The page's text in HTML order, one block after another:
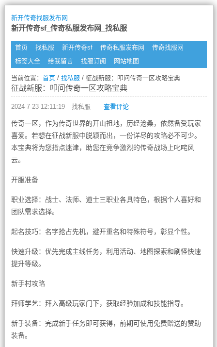
新开传奇找服发布网
新开传奇sf_传奇私服发布网_找私服
首页 找私服 新开传奇sf 传奇私服发布网
传奇找服网
标签大全
给我留言 找服订阅 网站地图
当前位置： 首页/ 找私服 / 征战新服：叩问传奇一区攻略宝典
征战新服：叩问传奇一区攻略宝典
2024-7-23 12:11:19 找私服 查看评论
传奇一区，作为传奇世界的开山祖地，历经沧桑，依然备受玩家
喜爱。若想在征战新服中脱颖而出，一份详尽的攻略必不可少。
本宝典将为您指点迷津，助您在竞争激烈的传奇战场上叱咤风
云。
开服准备
职业选择：战士、法师、道士三职业各具特色，根据个人喜好和
团队需求选择。
起名技巧：名字抢占先机，避开重名和特殊符号，彰显个性。
快速升级：优先完成主线任务，利用活动、地图探索和刷怪快速
提升等级。
新手村攻略
拜师学艺：拜入高级玩家门下，获取经验加成和技能指导。
新手装备：完成新手任务即可获得，前期可使用免费赠送的赞助
装备。